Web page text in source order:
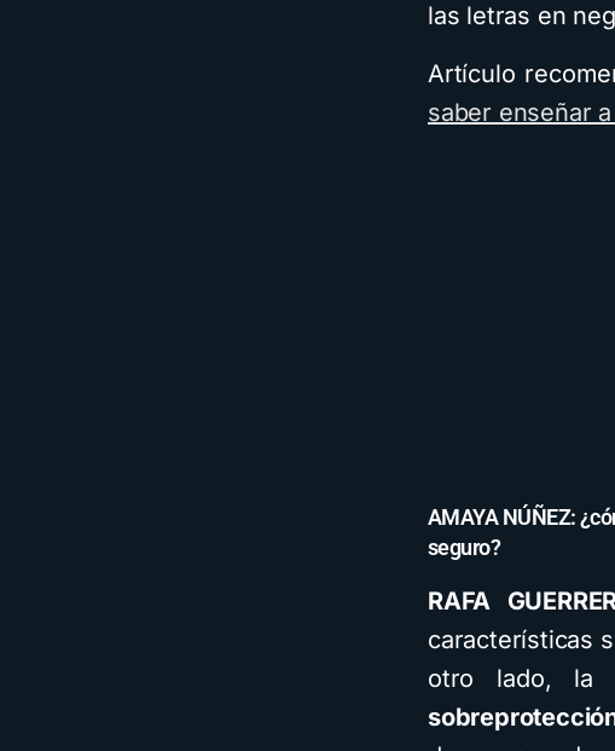
las letras en
Artículo
saber enseñar
AMAYA NÚÑEZ:
seguro?
RAFA
características
otro lado, la